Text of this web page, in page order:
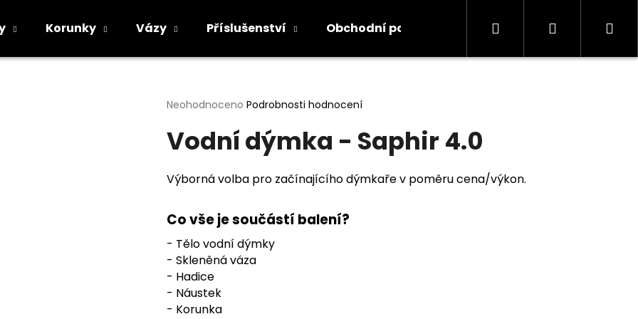
Korunky Vázy Příslušenství Obchodní podmínky Kontakty Informace
Hledat Přihlášení
Průměrné
produktu
je
z
5
Neohodnoceno Podrobnosti hodnocení
Vodní dýmka - Saphir 4.0
Výborná volba pro začínajícího dýmkaře v poměru cena/výkon.
Co vše je součástí balení?
- Tělo vodní dýmky
- Skleněná váza
- Hadice
- Náustek
- Korunka
HLEDAT